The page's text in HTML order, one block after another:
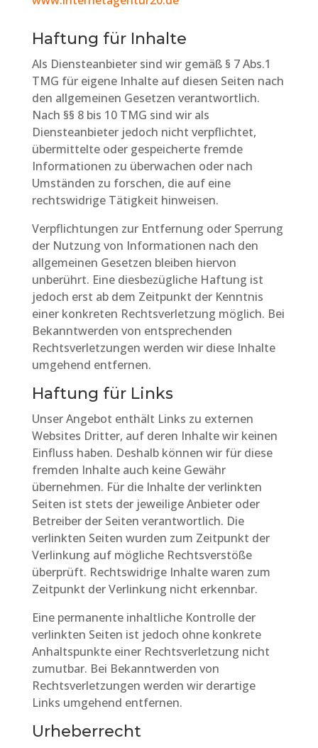
Haftung für Inhalte
Als Diensteanbieter sind wir gemäß § 7 Abs.1
TMG für eigene Inhalte auf diesen Seiten nach
den allgemeinen Gesetzen verantwortlich.
Nach §§ 8 bis 10 TMG sind wir als
Diensteanbieter jedoch nicht verpflichtet,
übermittelte oder gespeicherte fremde
Informationen zu überwachen oder nach
Umständen zu forschen, die auf eine
rechtswidrige Tätigkeit hinweisen.
Verpflichtungen zur Entfernung oder Sperrung
der Nutzung von Informationen nach den
allgemeinen Gesetzen bleiben hiervon
unberührt. Eine diesbezügliche Haftung ist
jedoch erst ab dem Zeitpunkt der Kenntnis
einer konkreten Rechtsverletzung möglich. Bei
Bekanntwerden von entsprechenden
Rechtsverletzungen werden wir diese Inhalte
umgehend entfernen.
Haftung für Links
Unser Angebot enthält Links zu externen
Websites Dritter, auf deren Inhalte wir keinen
Einfluss haben. Deshalb können wir für diese
fremden Inhalte auch keine Gewähr
übernehmen. Für die Inhalte der verlinkten
Seiten ist stets der jeweilige Anbieter oder
Betreiber der Seiten verantwortlich. Die
verlinkten Seiten wurden zum Zeitpunkt der
Verlinkung auf mögliche Rechtsverstöße
überprüft. Rechtswidrige Inhalte waren zum
Zeitpunkt der Verlinkung nicht erkennbar.
Eine permanente inhaltliche Kontrolle der
verlinkten Seiten ist jedoch ohne konkrete
Anhaltspunkte einer Rechtsverletzung nicht
zumutbar. Bei Bekanntwerden von
Rechtsverletzungen werden wir derartige
Links umgehend entfernen.
Urheberrecht